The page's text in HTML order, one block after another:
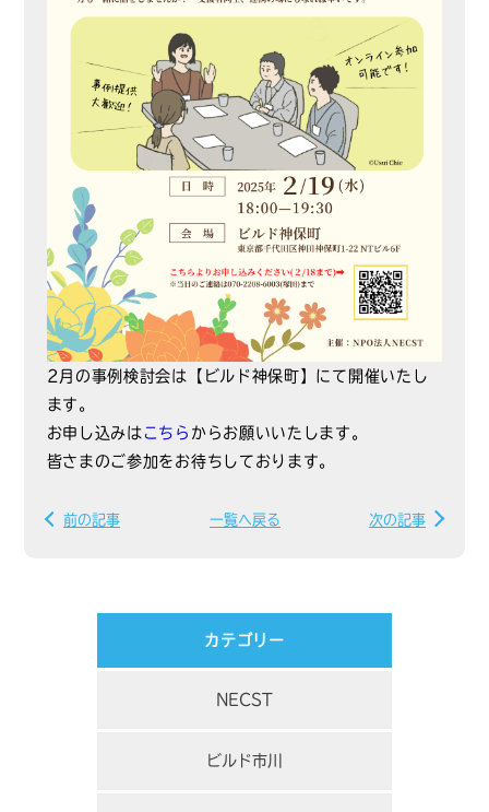
2月の事例検討会は【ビルド神保町】にて開催いたし
ます。
お申し込みは こちら からお願いいたします。
皆さまのご参加をお待ちしております。
前の記事 一覧へ戻る 次の記事
カテゴリー
NECST
ビルド市川